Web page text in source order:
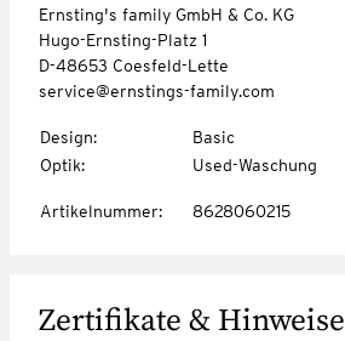
Ernsting's family GmbH & Co. KG
Hugo-Ernsting-Platz 1
D-48653 Coesfeld-Lette
service@ernstings-family.com
Design:
Basic
Optik: Used-Waschung
Artikelnummer: 8628060215
Zertifikate & Hinweise